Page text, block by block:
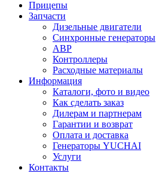
Прицепы
Запчасти
Дизельные двигатели
Синхронные генераторы
АВР
Контроллеры
Расходные материалы
Информация
Каталоги, фото и видео
Как сделать заказ
Дилерам и партнерам
Гарантии и возврат
Оплата и доставка
Генераторы YUCHAI
Услуги
Контакты